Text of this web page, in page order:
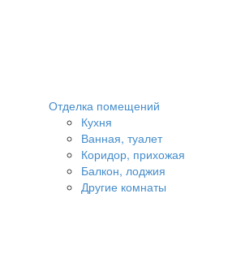
Отделка помещений
Кухня
Ванная, туалет
Коридор, прихожая
Балкон, лоджия
Другие комнаты